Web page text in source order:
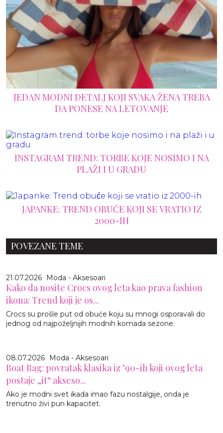
JEDAN MODNI DETALJ KOJI SVAKA ŽENA TREBA
DA PONESE NA LETOVANJE
INSTAGRAM TREND: TORBE KOJE NOSIMO I NA
PLAŽI I U GRADU
JAPANKE: TREND OBUĆE KOJI SE VRATIO IZ
2000-IH
POVEZANE TEME
21.07.2026 Moda - Aksesoari
Kako da nosite Crocs ovog leta kao prava fashion
ikona: Trend koji je os...
Crocs su prošle put od obuće koju su mnogi osporavali do
jednog od najpoželjnijih modnih komada sezone.
08.07.2026 Moda - Aksesoari
Boat Bag: povratak klasika iz ’90-ih koji ovog leta
postaje „it“ akseso...
Ako je modni svet ikada imao fazu nostalgije, onda je
trenutno živi pun kapacitet.